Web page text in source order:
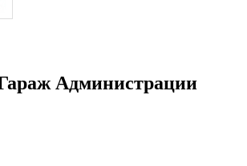
Администрации